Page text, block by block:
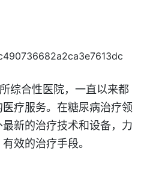
合性医院，一直以来都
疗服务。在糖尿病治疗领
新的治疗技术和设备，力
效的治疗手段。